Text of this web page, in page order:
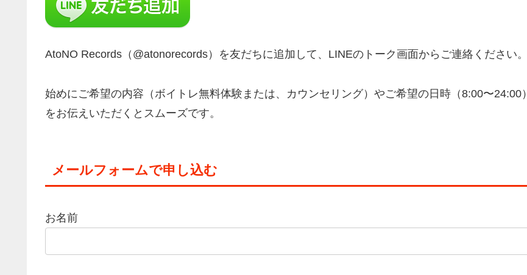
AtoNO Records（@atonorecords）を友だちに追加して、LINEのトーク画面からご連絡ください。
始めにご希望の内容（ボイトレ無料体験または、カウンセリング）やご希望の日時（8:00〜24:00）
をお伝えいただくとスムーズです。
メールフォームで申し込む
お名前